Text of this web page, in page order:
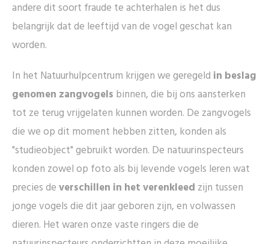
andere dit soort fraude te achterhalen is het dus
belangrijk dat de leeftijd van de vogel geschat kan
worden.
In het Natuurhulpcentrum krijgen we geregeld in beslag
genomen zangvogels binnen, die bij ons aansterken
tot ze terug vrijgelaten kunnen worden. De zangvogels
die we op dit moment hebben zitten, konden als
"studieobject" gebruikt worden. De natuurinspecteurs
konden zowel op foto als bij levende vogels leren wat
precies deverschillen in het verenkleed zijn tussen
jonge vogels die dit jaar geboren zijn, en volwassen
dieren. Het waren onze vaste ringers die de